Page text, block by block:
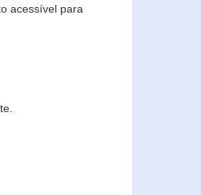
acessível para